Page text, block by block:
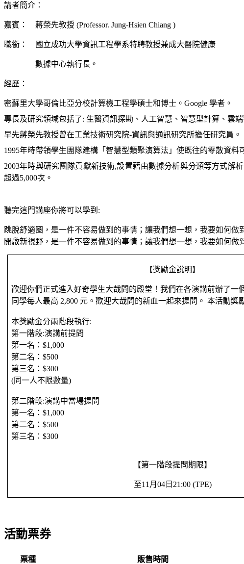
講者簡介：
嘉賓： 蔣榮先教授 (Professor. Jung-Hsien Chiang )
職銜： 國立成功大學資訊工程學系特聘教授兼成大醫院健康
數據中心執行長。
經歷：
密蘇里大學哥倫比亞分校計算機工程學碩士和博士。Google 學者。
專長及研究領域包括了: 生醫資訊探勘、人工智慧、智慧型計算、雲
早先蔣榮先教授曾在工業技術研究院-資訊與通訊研究所擔任研究員。
1995年時帶領學生團隊建構「智慧型類聚演算法」使既往的零散資
2003年時與研究團隊貢獻新技術,設置藉由數據分析與分類等方式解
超過5,000次。
聽完這門講座你將可以學到:
跳脫舒適圈，是一件不容易做到的事情；讓我們想一想，我要如何做
開啟新視野，是一件不容易做到的事情；讓我們想一想，我要如何做
【獎勵金說明】
歡迎你們正式進入好奇學生大哉問的殿堂！我們在各演講前辦了一
同學每人最高 2,800 元。歡迎大哉問的新血一起來提問。 本活動獎
本獎勵金分兩階段執行:
第一階段:演講前提問
第一名：$1,000
第二名：$500
第三名：$300
(同一人不限數量)
第二階段:演講中當場提問
第一名：$1,000
第二名：$500
第三名：$300
【第一階段提問期限】
至11月04日21:00 (TPE)
活動票券
票種 販售時間